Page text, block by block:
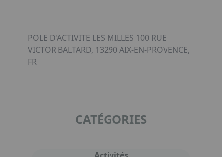
POLE D'ACTIVITE LES MILLES 100 RUE
VICTOR BALTARD, 13290 AIX-EN-PROVENCE,
FR
CATÉGORIES